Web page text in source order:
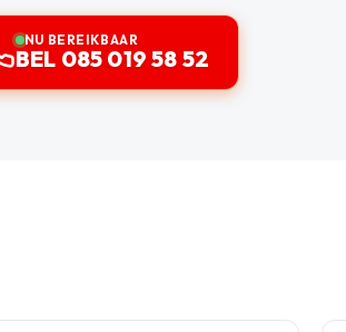
NU BEREIKBAAR
BEL 085 019 58 52